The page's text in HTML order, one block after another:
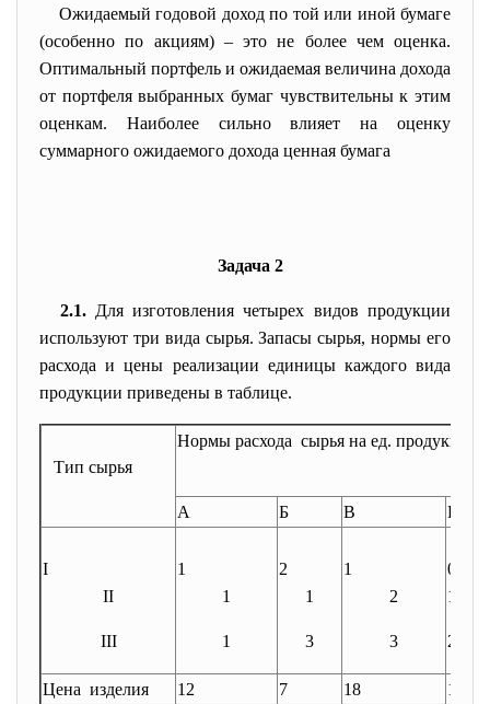
Ожидаемый годовой доход по той или иной бумаге
(особенно по акциям) – это не более чем оценка.
Оптимальный портфель и ожидаемая величина дохода
от портфеля выбранных бумаг чувствительны к этим
оценкам. Наиболее сильно влияет на оценку
суммарного ожидаемого дохода ценная бумага
Задача 2
2.1.Для изготовления четырех видов продукции
используют три вида сырья. Запасы сырья, нормы его
расхода и цены реализации единицы каждого вида
продукции приведены в таблице.
Тип сырья
Нормы расхода сырья на ед. продукции
А Б В Г
I
II
III
1
1
1
2
1
3
1
2
3
0
1
2
Цена изделия 12 7 18 10